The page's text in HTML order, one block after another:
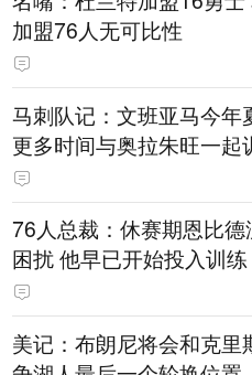
加盟76人无可比性
马刺队记：文班亚马今年
更多时间与奥拉朱旺一起
76人总裁：休赛期恩比德
困扰 他早已开始投入训练
美记：布朗尼将会和克里